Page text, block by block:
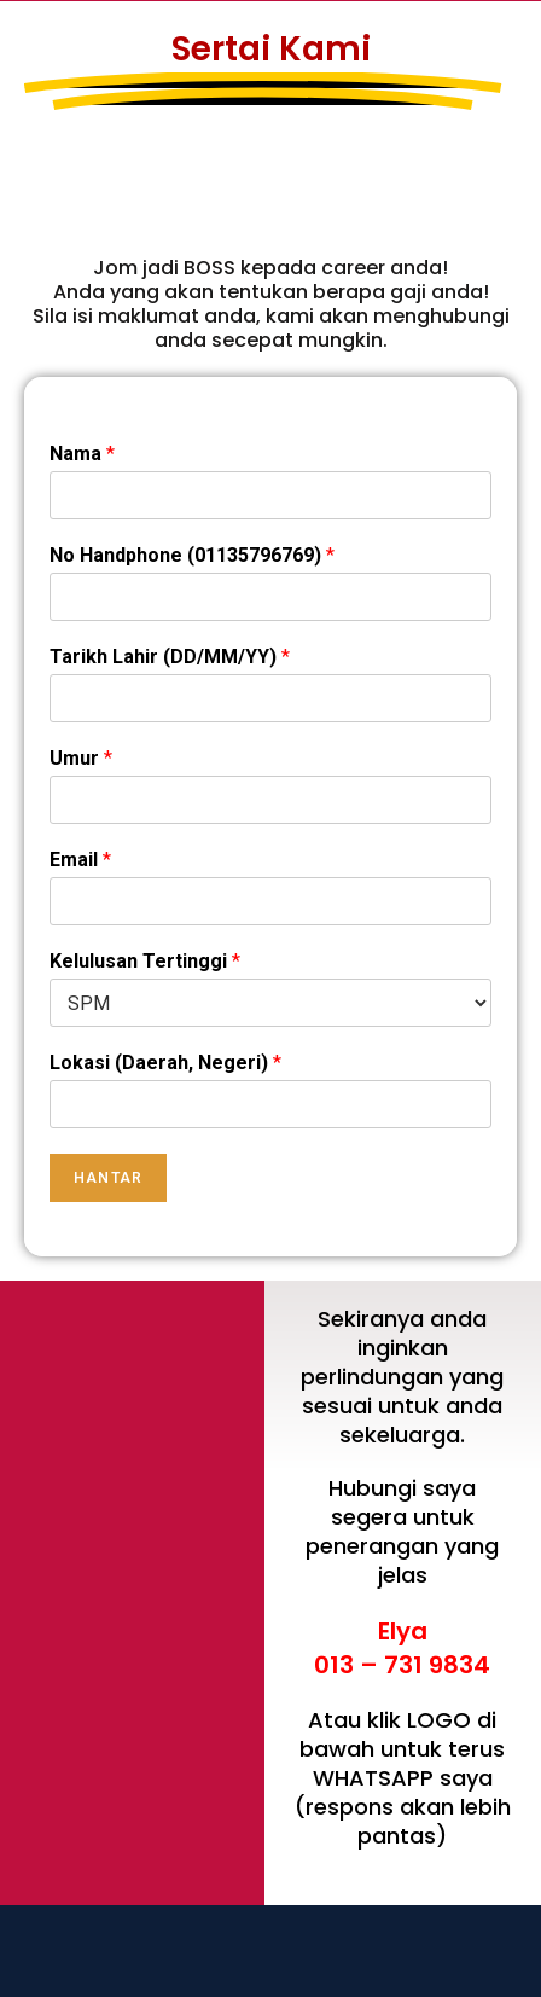
Sertai Kami
Jom jadi BOSS kepada career anda!
Anda yang akan tentukan berapa gaji anda!
Sila isi maklumat anda, kami akan menghubungi
anda secepat mungkin.
Nama *
No Handphone (01135796769) *
Tarikh Lahir (DD/MM/YY) *
Umur *
Email *
Kelulusan Tertinggi *
Lokasi (Daerah, Negeri) *
HANTAR
Sekiranya anda
inginkan
perlindungan yang
sesuai untuk anda
sekeluarga.
Hubungi saya
segera untuk
penerangan yang
jelas
Elya
013 – 731 9834
Atau klik LOGO di
bawah untuk terus
WHATSAPP saya
(respons akan lebih
pantas)